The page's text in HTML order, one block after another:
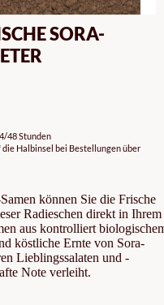
SORA-
48 Stunden
die Halbinsel bei Bestellungen über
können Sie die Frische
Radieschen direkt in Ihrem
aus kontrolliert
köstliche Ernte von Sora-
Lieblingssalaten und -
Note verleiht.